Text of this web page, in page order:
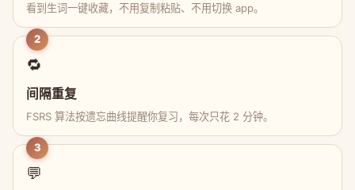
看到生词一键收藏，不用复制粘贴、不用切换 app。
2
🔁
间隔重复
FSRS 算法按遗忘曲线提醒你复习，每次只花 2 分钟。
3
💬